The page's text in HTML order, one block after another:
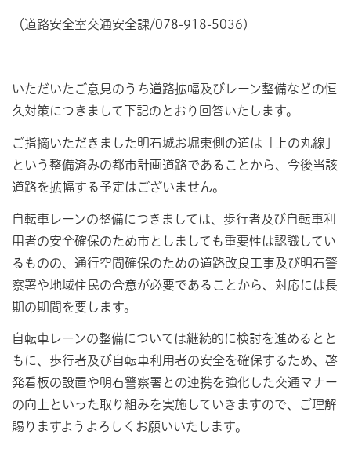
（道路安全室交通安全課/078-918-5036）
いただいたご意見のうち道路拡幅及びレーン整備などの恒
久対策につきまして下記のとおり回答いたします。
ご指摘いただきました明石城お堀東側の道は「上の丸線」
という整備済みの都市計画道路であることから、今後当該
道路を拡幅する予定はございません。
自転車レーンの整備につきましては、歩行者及び自転車利
用者の安全確保のため市としましても重要性は認識してい
るものの、通行空間確保のための道路改良工事及び明石警
察署や地域住民の合意が必要であることから、対応には長
期の期間を要します。
自転車レーンの整備については継続的に検討を進めるとと
もに、歩行者及び自転車利用者の安全を確保するため、啓
発看板の設置や明石警察署との連携を強化した交通マナー
の向上といった取り組みを実施していきますので、ご理解
賜りますようよろしくお願いいたします。